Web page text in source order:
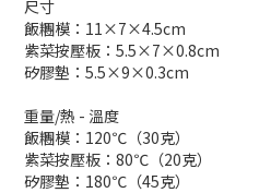
尺寸
飯糰模 ： 11×7×4.5cm
紫菜按壓板 ：5.5×7×0.8cm
矽膠墊 ： 5.5×9×0.3cm
重量/熱 - 溫度
飯糰模 ： 120℃ （30克）
紫菜按壓板 ： 80℃ （20克）
矽膠墊 ： 180℃ （45克）